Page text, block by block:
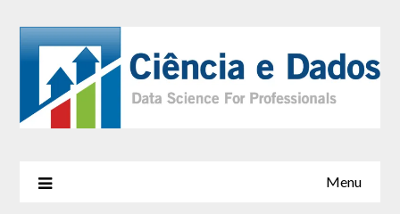
Menu